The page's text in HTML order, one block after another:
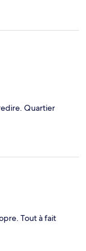
Quartier
Tout à fait